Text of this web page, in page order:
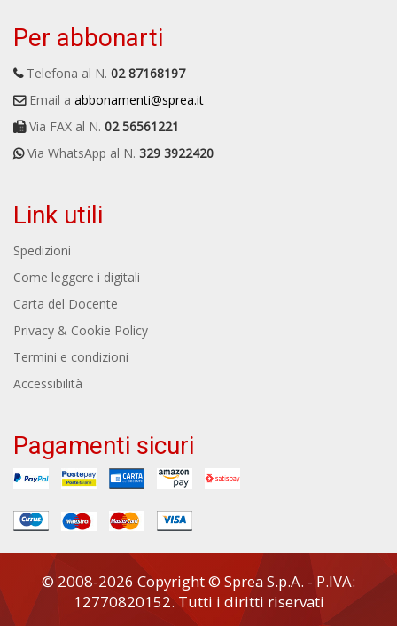
Per abbonarti
Telefona al N. 02 87168197
Email a abbonamenti@sprea.it
Via FAX al N. 02 56561221
Via WhatsApp al N. 329 3922420
Link utili
Spedizioni
Come leggere i digitali
Carta del Docente
Privacy & Cookie Policy
Termini e condizioni
Accessibilità
Pagamenti sicuri
© 2008-2026 Copyright © Sprea S.p.A. - P.IVA:
12770820152. Tutti i diritti riservati